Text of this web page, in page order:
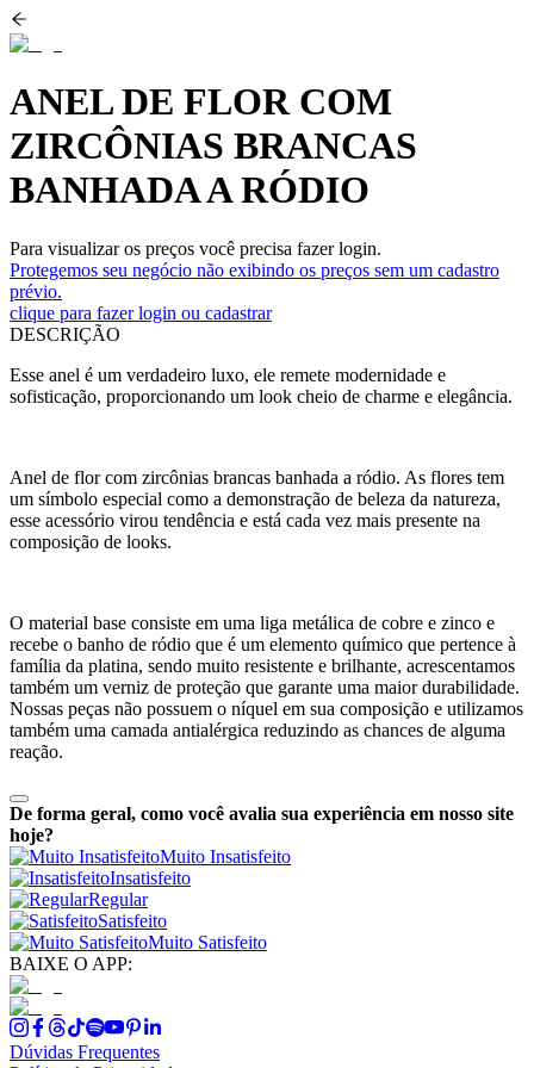
ANEL DE FLOR COM
ZIRCÔNIAS BRANCAS
BANHADA A RÓDIO
Para visualizar os preços você precisa fazer login.
Protegemos seu negócio não exibindo os preços sem um cadastro
prévio.
clique para fazer login ou cadastrar
DESCRIÇÃO
Esse anel é um verdadeiro luxo, ele remete modernidade e
sofisticação, proporcionando um look cheio de charme e elegância.
Anel de flor com zircônias brancas banhada a ródio. As flores tem
um símbolo especial como a demonstração de beleza da natureza,
esse acessório virou tendência e está cada vez mais presente na
composição de looks.
O material base consiste em uma liga metálica de cobre e zinco e
recebe o banho de ródio que é um elemento químico que pertence à
família da platina, sendo muito resistente e brilhante, acrescentamos
também um verniz de proteção que garante uma maior durabilidade.
Nossas peças não possuem o níquel em sua composição e utilizamos
também uma camada antialérgica reduzindo as chances de alguma
reação.
De forma geral, como você avalia sua experiência em nosso site
hoje?
Muito Insatisfeito
Insatisfeito
Regular
Satisfeito
Muito Satisfeito
BAIXE O APP:
Dúvidas Frequentes